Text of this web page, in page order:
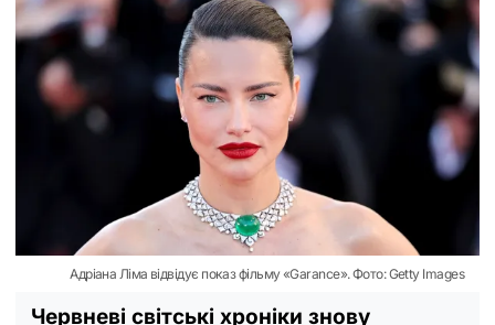
Адріана Ліма відвідує показ фільму «Garance». Фото: Getty Images
Червневі світські хроніки знову